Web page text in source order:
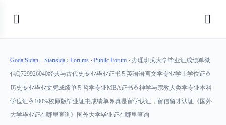
Goda Sidan – Startsida › Forums › Public Forum › 办理班戈大学毕业证成绩单微
信Q729926040经典与古代史专业毕业证书🤞英语语言文学专业学士学位证🤞
历史专业毕业文凭成绩单🤞哲学专业MBA证书🤞神学与宗教人类学专业本科
学位证🤞100%校原版毕业证书成绩单🤞真是留学认证，留信留才认证《国外
大学毕业证在哪里查询》国外大学毕业证在哪里查询